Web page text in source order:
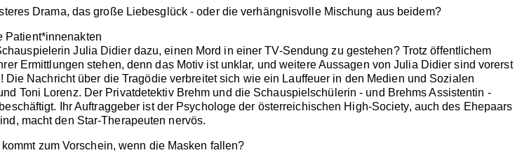
Drama, das große Liebesglück - oder die verhängnisvolle Mischung aus beidem?
Patient*innenakten
Julia Didier dazu, einen Mord in einer TV-Sendung zu gestehen? Trotz öffentlichem
Ermittlungen stehen, denn das Motiv ist unklar, und weitere Aussagen von Julia Didier sind vorerst
Nachricht über die Tragödie verbreitet sich wie ein Lauffeuer in den Medien und Sozialen
Toni Lorenz. Der Privatdetektiv Brehm und die Schauspielschülerin - und Brehms Assistentin -
Ihr Auftraggeber ist der Psychologe der österreichischen High-Society, auch des Ehepaars
macht den Star-Therapeuten nervös.
zum Vorschein, wenn die Masken fallen?